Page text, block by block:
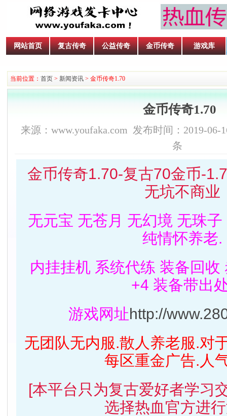
网站首页 复古传奇 公益传奇 金币传奇 游戏库
当前位置： 首页 > 新闻资讯 > 金币传奇1.70
金币传奇1.70
来源：www.youfaka.com 发布时间：2019-06-
条
金币传奇1.70-复古70金币-
无坑不商业
无元宝 无苍月 无幻境 无珠
纯情怀养老.
内挂挂机 系统代练 装备回收
+4 装备带出
游戏网址http://
无团队无内服.散人养老服.对
每区重金广告.人
[本平台只为复古爱好者学习
选择热血官方进